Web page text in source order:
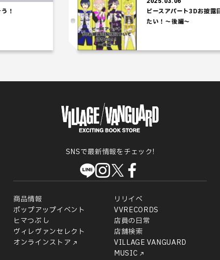
ピースアパート3Dお披露目配信に
たい！～後編～
SNSで最新情報をチェック!
商品情報
リリイベ
ポップアップイベント
VVRECORDS
ヒマつぶし
店員の日常
ヴィレヴァンセレクト
店舗検索
オンラインストア
VILLAGE VANGUARD
MUSIC